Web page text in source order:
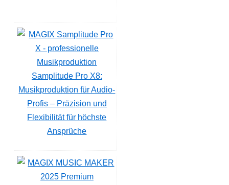
Samplitude Pro X8:
Musikproduktion für Audio-
Profis – Präzision und
Flexibilität für höchste
Ansprüche